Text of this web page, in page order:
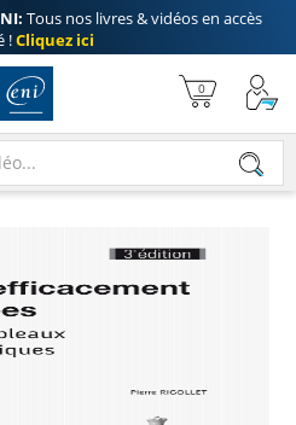
Tous nos livres & vidéos en accès
!Cliquez ici